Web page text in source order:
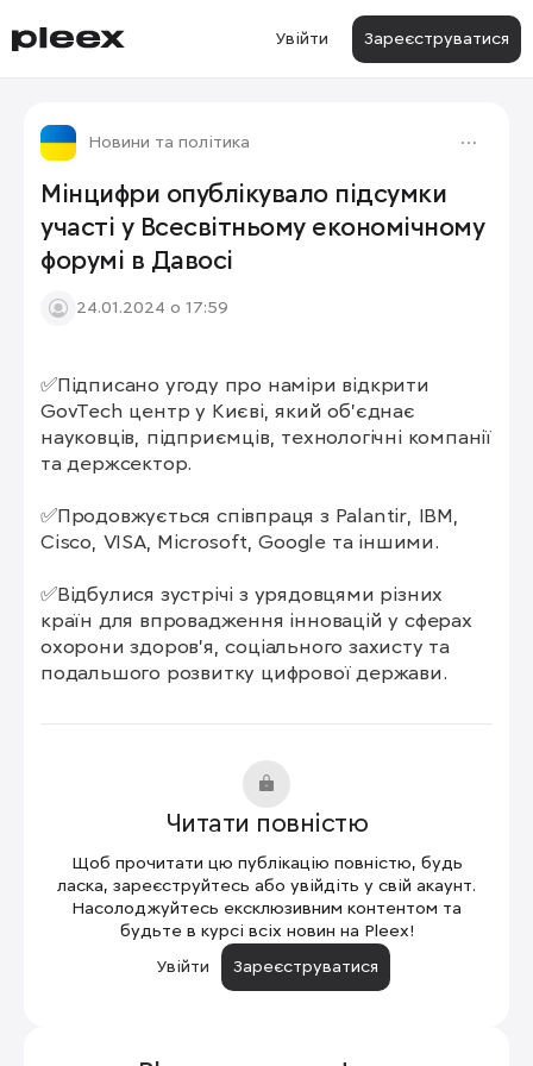
Увійти Зареєструватися
Новини та політика
Мінцифри опублікувало підсумки
участі у Всесвітньому економічному
форумі в Давосі
24.01.2024 о 17:59
✅Підписано угоду про наміри відкрити
GovTech центр у Києві, який об’єднає
науковців, підприємців, технологічні компанії
та держсектор.
✅Продовжується співпраця з Palantir, IBM,
Cisco, VISA, Microsoft, Google та іншими.
✅Відбулися зустрічі з урядовцями різних
країн для впровадження інновацій у сферах
охорони здоров’я, соціального захисту та
подальшого розвитку цифрової держави.
Читати повністю
Щоб прочитати цю публікацію повністю, будь
ласка, зареєструйтесь або увійдіть у свій акаунт.
Насолоджуйтесь ексклюзивним контентом та
будьте в курсі всіх новин на Pleex!
Увійти
Зареєструватися